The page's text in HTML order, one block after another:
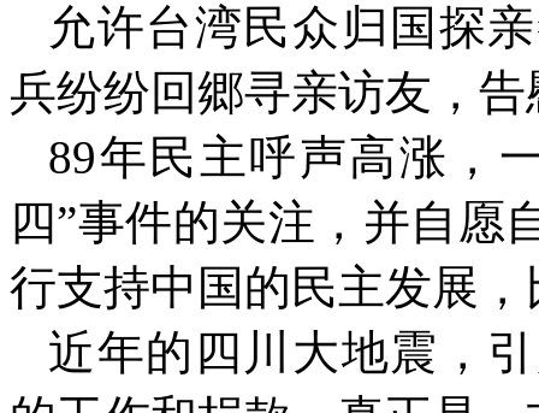
允许台湾民众归国探
兵纷纷回郷寻亲访友，
89年民主呼声高涨，
四”事件的关注，并自愿
行支持中国的民主发展
近年的四川大地震，